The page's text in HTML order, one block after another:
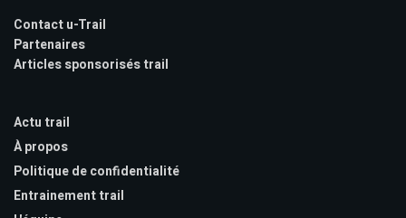
Contact u-Trail
Partenaires
Articles sponsorisés trail
Actu trail
À propos
Politique de confidentialité
Entrainement trail